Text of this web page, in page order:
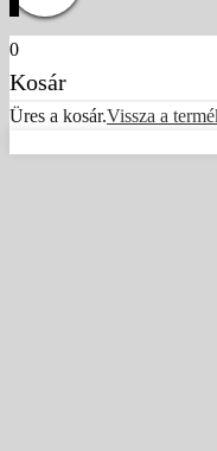
0
Kosár
Üres a kosár.Vissza a